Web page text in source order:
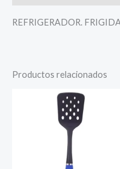
REFRIGERADOR.
Productos relacionados